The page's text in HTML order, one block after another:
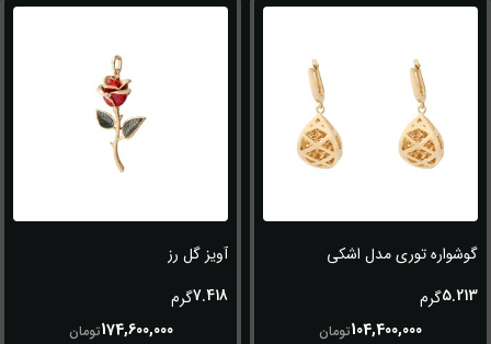
گوشواره توری مدل اشکی
5.213گرم
104,400,000تومان
آویز گل رز
7.418گرم
174,600,000تومان